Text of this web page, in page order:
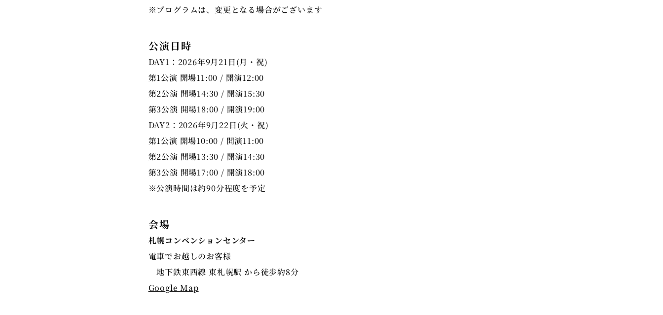
※プログラムは、変更となる場合がございます
公演日時
DAY1：2026年9月21日(月・祝)
第1公演 開場11:00 / 開演12:00
第2公演 開場14:30 / 開演15:30
第3公演 開場18:00 / 開演19:00
DAY2：2026年9月22日(火・祝)
第1公演 開場10:00 / 開演11:00
第2公演 開場13:30 / 開演14:30
第3公演 開場17:00 / 開演18:00
※公演時間は約90分程度を予定
会場
札幌コンベンションセンター
電車でお越しのお客様
Google Map